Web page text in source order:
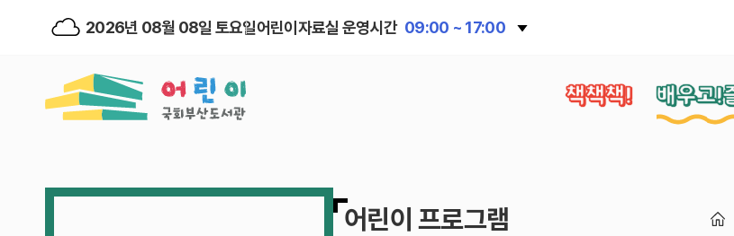
2026년 08월 08일 토요일어린이자료실 운영시간 09:00 ~ 17:00
책책책! 배우고!
어린이 프로그램